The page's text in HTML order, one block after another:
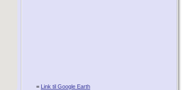
= Link til Google Earth